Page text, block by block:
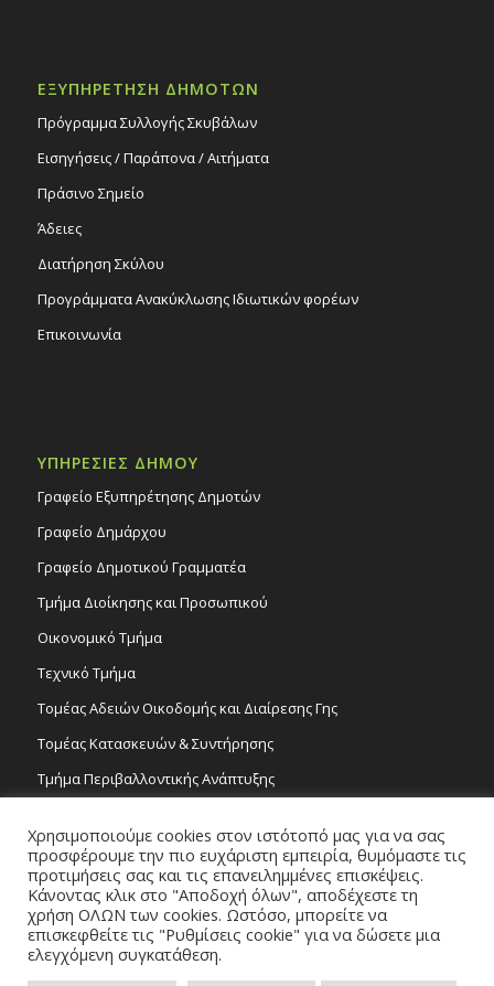
ΕΞΥΠΗΡΕΤΗΣΗ ΔΗΜΟΤΩΝ
Πρόγραμμα Συλλογής Σκυβάλων
Εισηγήσεις / Παράπονα / Αιτήματα
Πράσινο Σημείο
Άδειες
Διατήρηση Σκύλου
Προγράμματα Ανακύκλωσης Ιδιωτικών φορέων
Επικοινωνία
ΥΠΗΡΕΣΙΕΣ ΔΗΜΟΥ
Γραφείο Εξυπηρέτησης Δημοτών
Γραφείο Δημάρχου
Γραφείο Δημοτικού Γραμματέα
Τμήμα Διοίκησης και Προσωπικού
Οικονομικό Τμήμα
Τεχνικό Τμήμα
Τομέας Αδειών Οικοδομής και Διαίρεσης Γης
Τομέας Κατασκευών & Συντήρησης
Τμήμα Περιβαλλοντικής Ανάπτυξης
Τομέας Γραμμάτων και Τεχνών
Τροχονομία
Χρησιμοποιούμε cookies στον ιστότοπό μας για να σας
προσφέρουμε την πιο ευχάριστη εμπειρία, θυμόμαστε τις
προτιμήσεις σας και τις επανειλημμένες επισκέψεις.
Κάνοντας κλικ στο "Αποδοχή όλων", αποδέχεστε τη
χρήση ΟΛΩΝ των cookies. Ωστόσο, μπορείτε να
επισκεφθείτε τις "Ρυθμίσεις cookie" για να δώσετε μια
ελεγχόμενη συγκατάθεση.